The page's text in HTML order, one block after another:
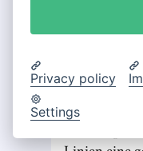
Büchergilde
Für Sie
Gutscheine
Büchergilde
Der
Privacy policy
Settings